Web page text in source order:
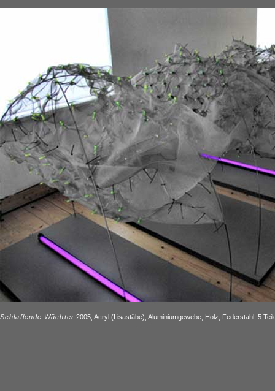
Schlaflende Wächter 2005, Acryl (Lisastäbe), Aluminiumgewebe, Holz, Federstahl, 5